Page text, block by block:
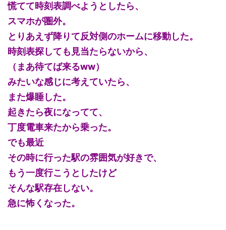
慌てて時刻表調べようとしたら、
スマホが圏外。
とりあえず降りて反対側のホームに移動した。
時刻表探しても見当たらないから、
（まあ待てば来るww）
みたいな感じに考えていたら、
また爆睡した。
起きたら夜になってて、
丁度電車来たから乗った。
でも最近
その時に行った駅の雰囲気が好きで、
もう一度行こうとしたけど
そんな駅存在しない。
急に怖くなった。